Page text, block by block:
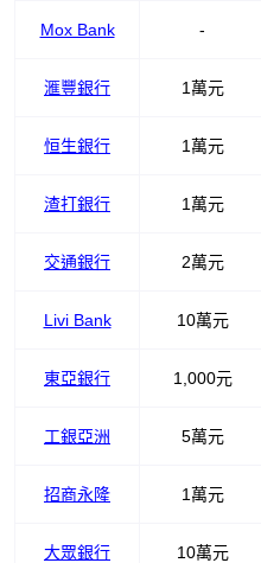
Mox Bank -
滙豐銀行 1萬元
恒生銀行 1萬元
渣打銀行 1萬元
交通銀行 2萬元
Livi Bank 10萬元
東亞銀行 1,000元
工銀亞洲 5萬元
招商永隆 1萬元
大眾銀行 10萬元